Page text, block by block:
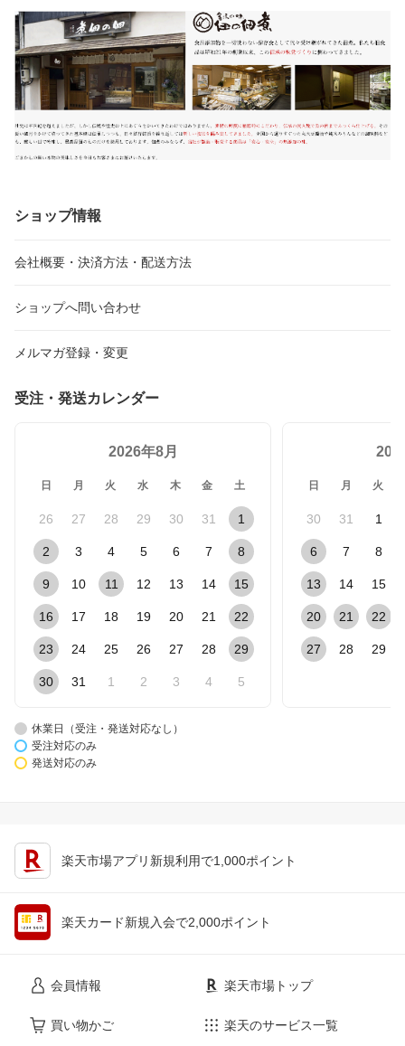
ショップ情報
会社概要・決済方法・配送方法
ショップへ問い合わせ
メルマガ登録・変更
受注・発送カレンダー
2026年8月
日 月 火 水 木 金 土
26 27 28 29 30 31 1
2 3 4 5 6 7 8
9 10 11 12 13 14 15
16 17 18 19 20 21 22
23 24 25 26 27 28 29
30 31 1 2 3 4 5
日 月 火
30 31 1
6 7 8
13 14 15
20 21 22
27 28 29
休業日（受注・発送対応なし）
受注対応のみ
発送対応のみ
楽天市場アプリ新規利用で1,000ポイント
楽天カード新規入会で2,000ポイント
会員情報
買い物かご
楽天市場トップ
楽天のサービス一覧